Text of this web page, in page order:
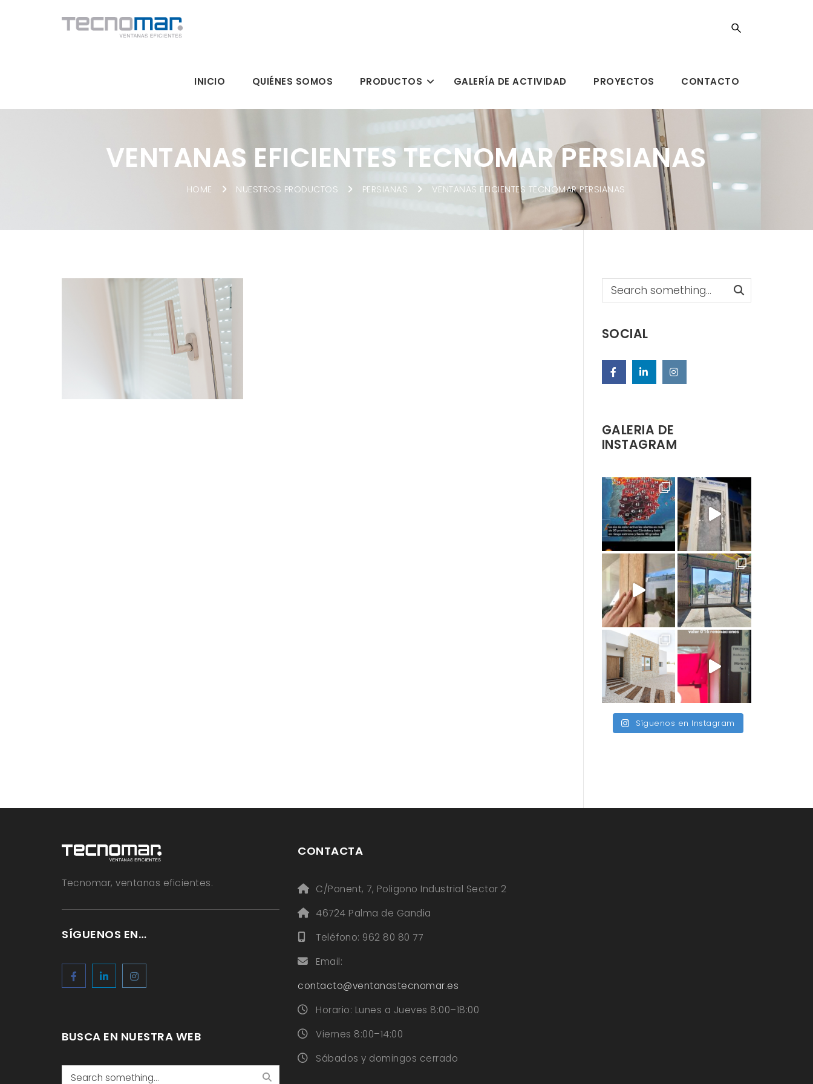
INICIO QUIÉNES SOMOS PRODUCTOS GALERÍA DE ACTIVIDAD PROYECTOS CONTACTO
VENTANAS EFICIENTES TECNOMAR PERSIANAS
HOME NUESTROS PRODUCTOS PERSIANAS VENTANAS EFICIENTES TECNOMAR PERSIANAS
Search
SOCIAL
GALERIA DE
INSTAGRAM
Síguenos en Instagram
Tecnomar, ventanas eficientes.
SÍGUENOS EN…
BUSCA EN NUESTRA WEB
Search
CONTACTA
C/Ponent, 7, Poligono Industrial Sector 2
46724 Palma de Gandia
Teléfono: 962 80 80 77
Email:
contacto@ventanastecnomar.es
Horario: Lunes a Jueves 8:00–18:00
Viernes 8:00–14:00
Sábados y domingos cerrado